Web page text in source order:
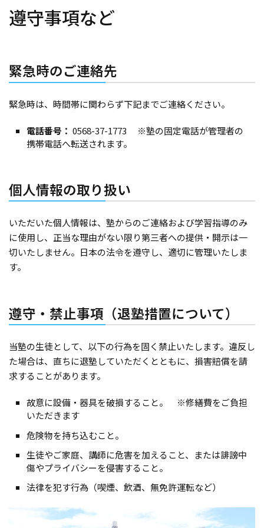
遵守事項など
緊急時のご連絡先
緊急時は、時間帯に関わらず下記までご連絡ください。
電話番号： 0568-37-1773 ※塾の固定電話が管理者の
携帯電話へ転送されます。
個人情報の取り扱い
いただいた個人情報は、塾からのご連絡および学習指導のみ
に使用し、正当な理由がない限り第三者への提供・開示は一
切いたしません。日本の法令を遵守し、適切に管理いたしま
す。
遵守・禁止事項（退塾措置について）
当塾の生徒として、以下の行為を固く禁止いたします。違反し
た場合は、直ちに退塾していただくとともに、損害賠償を請
求することがあります。
故意に設備・器具を破損すること。 ※修繕費をご負担
いただきます
危険物を持ち込むこと。
生徒やご家庭、講師に危害を加えること、または誹謗中
傷やプライバシーを侵害すること。
法律を犯す行為（喫煙、飲酒、無免許運転など）